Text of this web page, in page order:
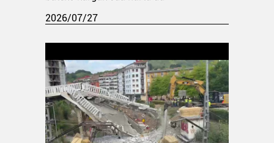
2026/07/27